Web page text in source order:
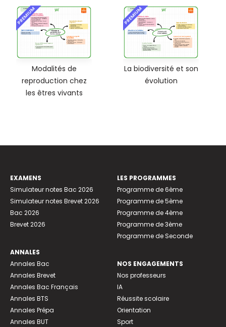
PREMIUM
Modalités de
reproduction chez
les êtres vivants
PREMIUM
La biodiversité et son
évolution
EXAMENS
Simulateur notes Bac 2026
Simulateur notes Brevet 2026
Bac 2026
Brevet 2026
ANNALES
Annales Bac
Annales Brevet
Annales Bac Français
Annales BTS
Annales Prépa
Annales BUT
LES PROGRAMMES
Programme de 6ème
Programme de 5ème
Programme de 4ème
Programme de 3ème
Programme de Seconde
NOS ENGAGEMENTS
Nos professeurs
IA
Réussite scolaire
Orientation
Sport